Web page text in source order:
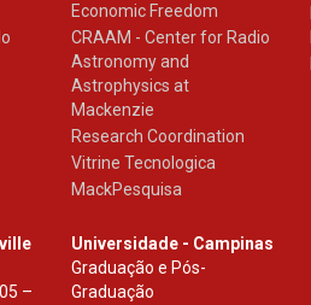
Economic Freedom
CRAAM - Center for Radio
Astronomy and
Astrophysics at
Mackenzie
Research Coordination
Vitrine Tecnologica
MackPesquisa
–
Universidade - Campinas
Graduação e Pós-
Graduação